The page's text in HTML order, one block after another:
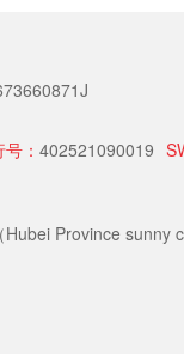
： 402521090019
Province sunny